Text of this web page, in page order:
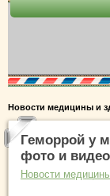
Новости медицины и
Геморрой у
фото и видео
Новости